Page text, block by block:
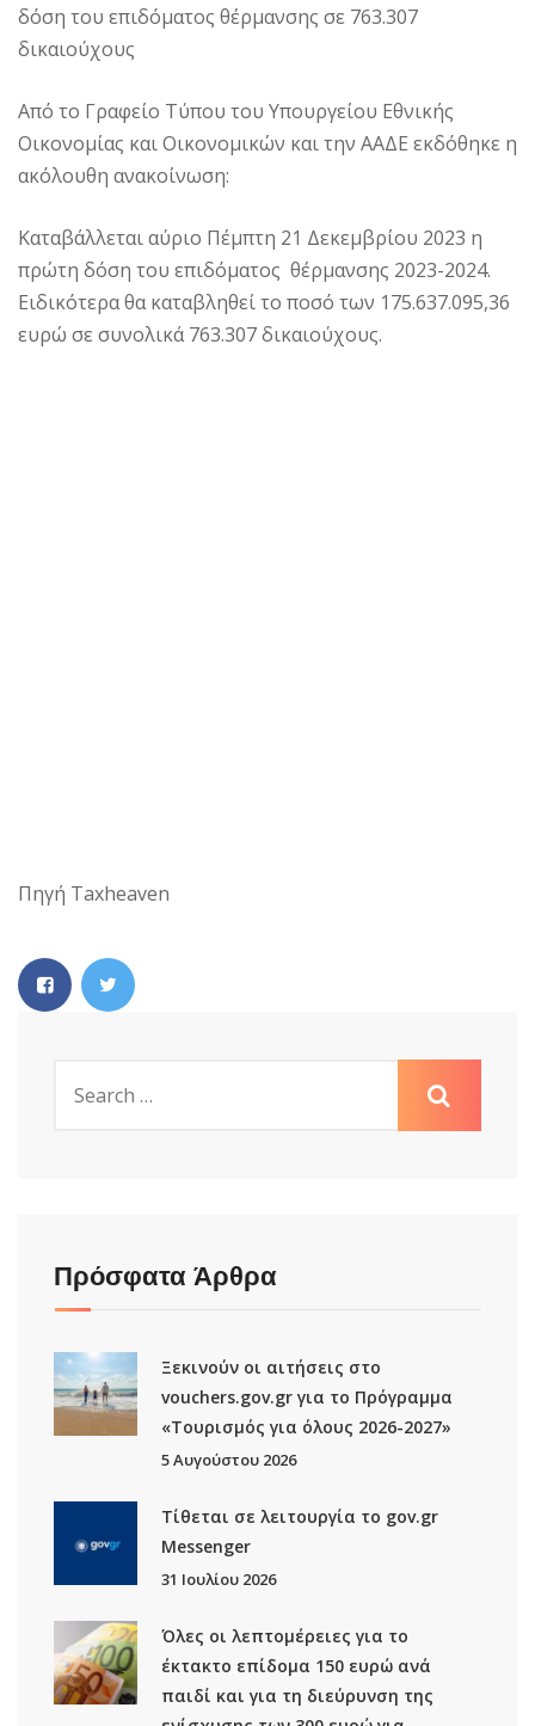
δόση του επιδόματος θέρμανσης σε 763.307
δικαιούχους
Από το Γραφείο Τύπου του Υπουργείου Εθνικής
Οικονομίας και Οικονομικών και την ΑΑΔΕ εκδόθηκε η
ακόλουθη ανακοίνωση:
Καταβάλλεται αύριο Πέμπτη 21 Δεκεμβρίου 2023 η
πρώτη δόση του επιδόματος θέρμανσης 2023-2024.
Ειδικότερα θα καταβληθεί το ποσό των 175.637.095,36
ευρώ σε συνολικά 763.307 δικαιούχους.
Πηγή Taxheaven
Πρόσφατα Άρθρα
Ξεκινούν οι αιτήσεις στο
vouchers.gov.gr για το Πρόγραμμα
«Τουρισμός για όλους 2026-2027»
5 Αυγούστου 2026
Τίθεται σε λειτουργία το gov.gr
Μessenger
31 Ιουλίου 2026
Όλες οι λεπτομέρειες για το
έκτακτο επίδομα 150 ευρώ ανά
παιδί και για τη διεύρυνση της